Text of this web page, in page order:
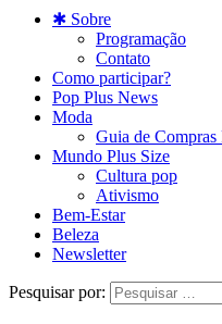
✱ Sobre
Programação
Contato
Como participar?
Pop Plus News
Moda
Guia de Compras
Mundo Plus Size
Cultura pop
Ativismo
Bem-Estar
Beleza
Newsletter
Pesquisar por: